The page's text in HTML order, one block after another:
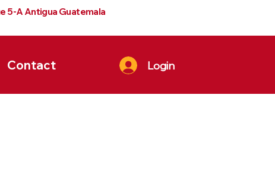
5-A Antigua Guatemala
Contact Login